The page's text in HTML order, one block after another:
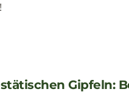
Gipfeln: